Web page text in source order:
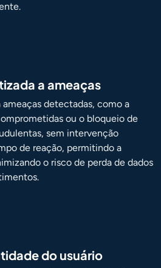
a ameaças
detectadas, como a
ou o bloqueio de
sem intervenção
de reação, permitindo a
o risco de perda de dados
do usuário